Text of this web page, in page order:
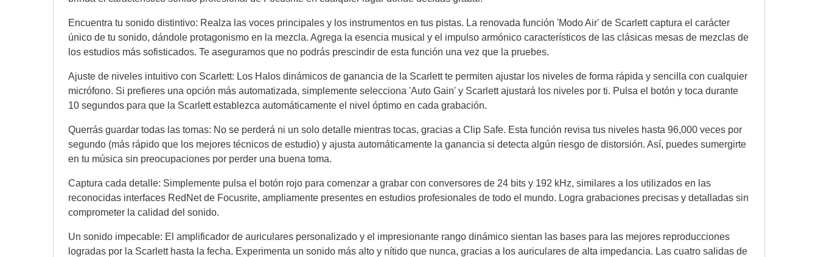
Encuentra tu sonido distintivo: Realza las voces principales y los instrumentos en tus pistas. La renovada función 'Modo Air' de Scarlett captura el carácter
único de tu sonido, dándole protagonismo en la mezcla. Agrega la esencia musical y el impulso armónico característicos de las clásicas mesas de mezclas de
los estudios más sofisticados. Te aseguramos que no podrás prescindir de esta función una vez que la pruebes.
Ajuste de niveles intuitivo con Scarlett: Los Halos dinámicos de ganancia de la Scarlett te permiten ajustar los niveles de forma rápida y sencilla con cualquier
micrófono. Si prefieres una opción más automatizada, simplemente selecciona 'Auto Gain' y Scarlett ajustará los niveles por ti. Pulsa el botón y toca durante
10 segundos para que la Scarlett establezca automáticamente el nivel óptimo en cada grabación.
Querrás guardar todas las tomas: No se perderá ni un solo detalle mientras tocas, gracias a Clip Safe. Esta función revisa tus niveles hasta 96,000 veces por
segundo (más rápido que los mejores técnicos de estudio) y ajusta automáticamente la ganancia si detecta algún riesgo de distorsión. Así, puedes sumergirte
en tu música sin preocupaciones por perder una buena toma.
Captura cada detalle: Simplemente pulsa el botón rojo para comenzar a grabar con conversores de 24 bits y 192 kHz, similares a los utilizados en las
reconocidas interfaces RedNet de Focusrite, ampliamente presentes en estudios profesionales de todo el mundo. Logra grabaciones precisas y detalladas sin
comprometer la calidad del sonido.
Un sonido impecable: El amplificador de auriculares personalizado y el impresionante rango dinámico sientan las bases para las mejores reproducciones
logradas por la Scarlett hasta la fecha. Experimenta un sonido más alto y nítido que nunca, gracias a los auriculares de alta impedancia. Las cuatro salidas de